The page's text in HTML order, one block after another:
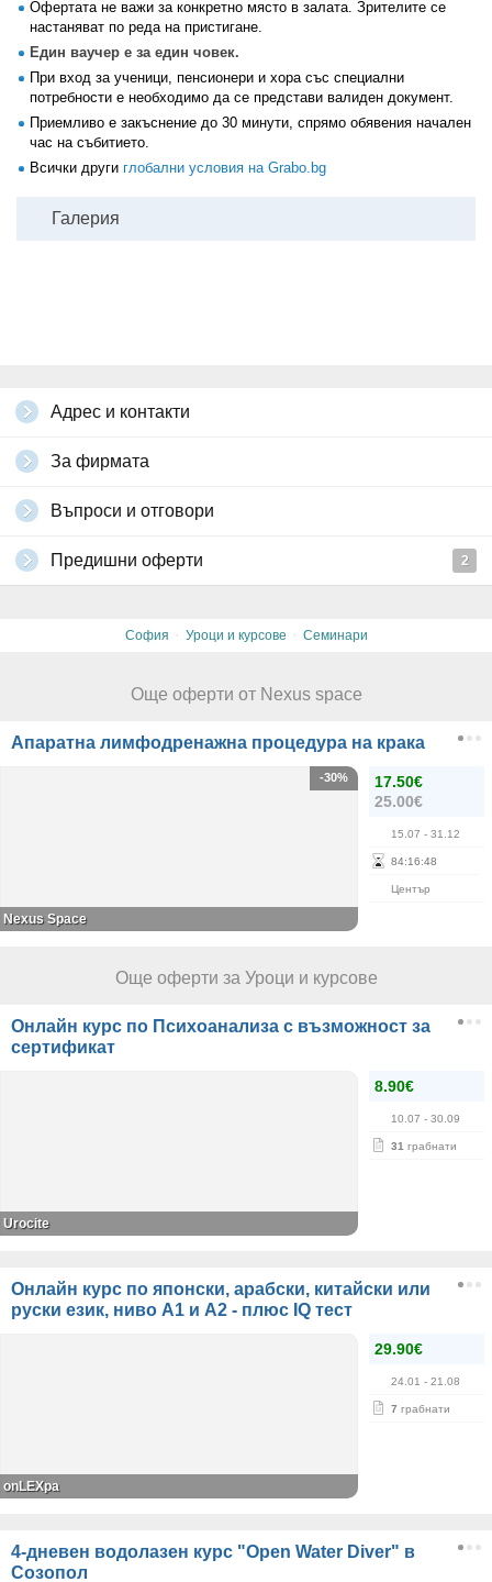
Офертата не важи за конкретно място в залата. Зрителите се
настаняват по реда на пристигане.
Един ваучер е за един човек.
При вход за ученици, пенсионери и хора със специални
потребности е необходимо да се представи валиден документ.
Приемливо е закъснение до 30 минути, спрямо обявения начален
час на събитието.
Всички други глобални условия на Grabo.bg
Галерия
Адрес и контакти
За фирмата
Въпроси и отговори
Предишни оферти 2
София · Уроци и курсове · Семинари
Още оферти от Nexus space
Апаратна лимфодренажна процедура на крака
17.50€
25.00€
15.07 - 31.12
84:16:48
Център
-30%
Nexus Space
Още оферти за Уроци и курсове
Онлайн курс по Психоанализа с възможност за
сертификат
8.90€
10.07 - 30.09
31 грабнати
Urocite
Онлайн курс по японски, арабски, китайски или
руски език, ниво А1 и А2 - плюс IQ тест
29.90€
24.01 - 21.08
7 грабнати
onLEXpa
4-дневен водолазен курс "Open Water Diver" в
Созопол